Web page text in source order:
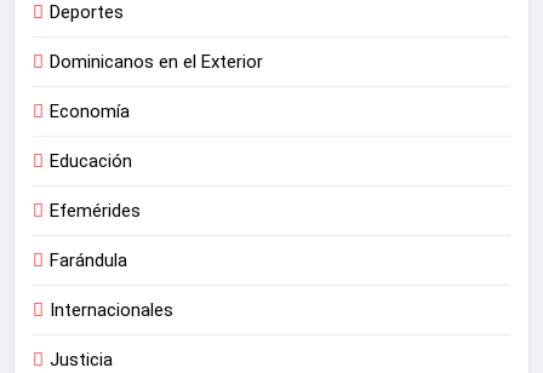
Deportes
Dominicanos en el Exterior
Economía
Educación
Efemérides
Farándula
Internacionales
Justicia